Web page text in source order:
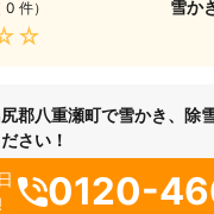
0 件） 雪か
郡八重瀬町で雪かき、除
さい！
0120-